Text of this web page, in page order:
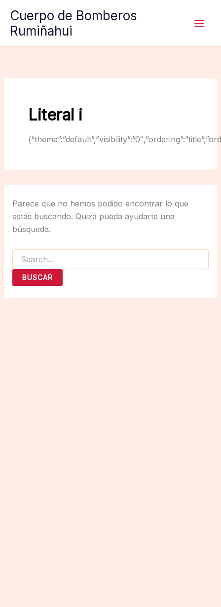
contenido
Cuerpo de Bomberos
Rumiñahui
Literal i
Parece que no hemos podido encontrar lo que
estás buscando. Quizá pueda ayudarte una
búsqueda.
Buscar
por: